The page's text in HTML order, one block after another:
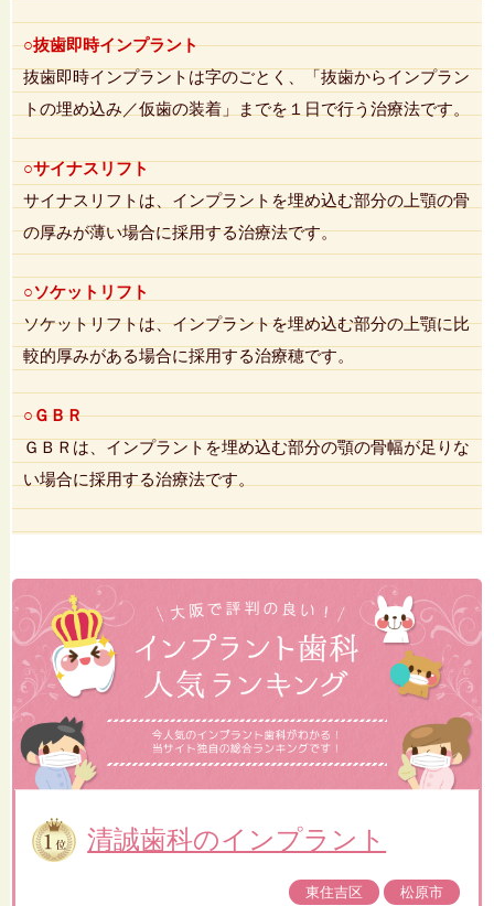
○抜歯即時インプラント
抜歯即時インプラントは字のごとく、「抜歯からインプラン
トの埋め込み／仮歯の装着」までを１日で行う治療法です。
○サイナスリフト
サイナスリフトは、インプラントを埋め込む部分の上顎の骨
の厚みが薄い場合に採用する治療法です。
○ソケットリフト
ソケットリフトは、インプラントを埋め込む部分の上顎に比
較的厚みがある場合に採用する治療穂です。
○ＧＢＲ
ＧＢＲは、インプラントを埋め込む部分の顎の骨幅が足りな
い場合に採用する治療法です。
清誠歯科のインプラント
東住吉区 松原市